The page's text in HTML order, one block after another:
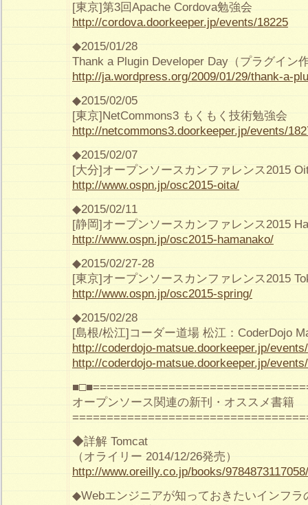
[東京]第3回Apache Cordova勉強会
http://cordova.doorkeeper.jp/events/18225
◆2015/01/28
Thank a Plugin Developer Day（プラグイン
http://ja.wordpress.org/2009/01/29/thank-a-
◆2015/02/05
[東京]NetCommons3 もくもく技術勉強会
http://netcommons3.doorkeeper.jp/events/
◆2015/02/07
[大分]オープンソースカンファレンス2015
http://www.ospn.jp/osc2015-oita/
◆2015/02/11
[静岡]オープンソースカンファレンス2015
http://www.ospn.jp/osc2015-hamanako/
◆2015/02/27-28
[東京]オープンソースカンファレンス2015
http://www.ospn.jp/osc2015-spring/
◆2015/02/28
[島根/松江]コーダー道場 松江：CoderDojo
http://coderdojo-matsue.doorkeeper.jp/
http://coderdojo-matsue.doorkeeper.jp/
オープンソース関連の新刊・オススメ書籍
◆詳解 Tomcat
（オライリー 2014/12/26発売）
http://www.oreilly.co.jp/books/9784873117058/
◆Webエンジニアが知っておきたいインフラ